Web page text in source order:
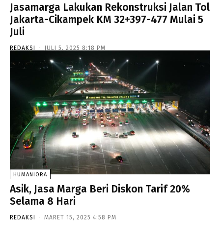
Jasamarga Lakukan Rekonstruksi Jalan Tol
Jakarta-Cikampek KM 32+397-477 Mulai 5
Juli
REDAKSI - JULI 5, 2025 8:18 PM
HUMANIORA
Asik, Jasa Marga Beri Diskon Tarif 20%
Selama 8 Hari
REDAKSI - MARET 15, 2025 4:58 PM